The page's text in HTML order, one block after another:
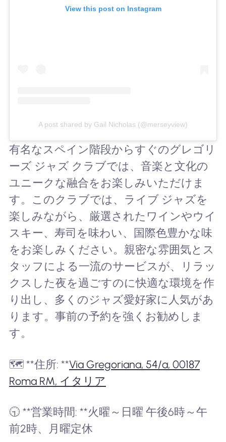
View this post on Instagram
A post shared by Gail Nicholas (@merseyview)
有名なスペイン階段からすぐのグレゴリ
ーズ ジャズ クラブでは、音楽と文化の
ユニークな融合をお楽しみいただけま
す。このクラブでは、ライブ ジャズを
楽しみながら、厳選されたワインやウイ
スキー、寿司を味わい、国際色豊かな味
をお楽しみください。親密な雰囲気とス
タッフによる一流のサービスが、リラッ
クスした夜を過ごすのに快適な環境を作
り出し、多くのジャズ愛好家に人気があ
ります。事前の予約を強くお勧めしま
す。
🗺️ **住所: **Via Gregoriana, 54/a, 00187
Roma RM, イタリア
🕤 **営業時間: **火曜～日曜 午後6時～午
前2時、月曜定休